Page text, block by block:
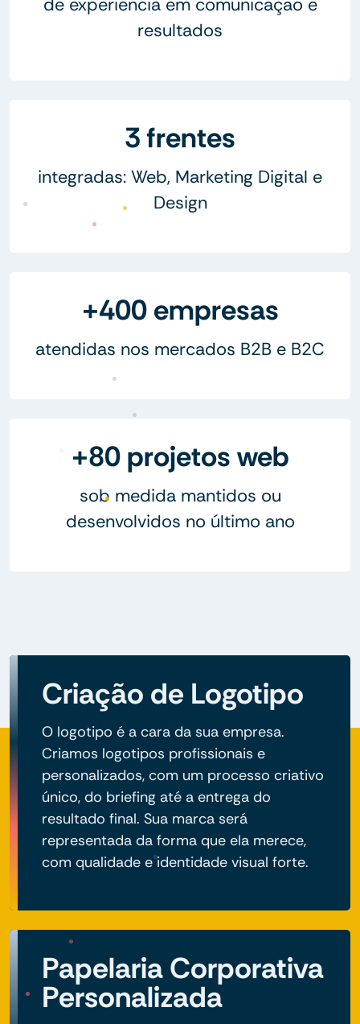
resultados
3 frentes
integradas: Web, Marketing Digital e
Design
+400 empresas
atendidas nos mercados B2B e B2C
+80 projetos web
sob medida mantidos ou
desenvolvidos no último ano
Criação de Logotipo
O logotipo é a cara da sua empresa.
Criamos logotipos profissionais e
personalizados, com um processo criativo
único, do briefing até a entrega do
resultado final. Sua marca será
representada da forma que ela merece,
com qualidade e identidade visual forte.
Papelaria Corporativa
Personalizada